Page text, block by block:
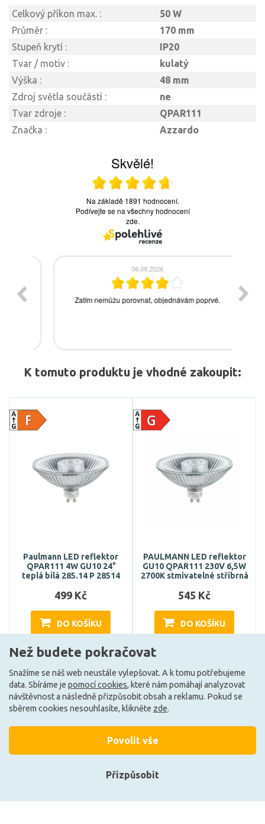
Celkový příkon max. :
50 W
Průměr :
170 mm
Stupeň krytí :
IP20
Tvar / motiv :
kulatý
Výška :
48 mm
Zdroj světla součástí :
ne
Tvar zdroje :
QPAR111
Značka :
Azzardo
K tomuto produktu je vhodné zakoupit:
Paulmann LED reflektor
QPAR111 4W GU10 24°
teplá bílá 285.14 P 28514
499 Kč
DO KOŠÍKU
Skladem e-shop (1 ks)
PAULMANN LED reflektor
GU10 QPAR111 230V 6,5W
2700K stmívatelné stříbrná
545 Kč
DO KOŠÍKU
Může být u Vás 19. 8.
Vše o nákupu
Než budete pokračovat
Snažíme se náš web neustále vylepšovat. A k tomu potřebujeme
data. Sbíráme je pomocí cookies, které nám pomáhají analyzovat
návštěvnost a následně přizpůsobit obsah a reklamu. Pokud se
sběrem cookies nesouhlasíte, klikněte zde.
Přizpůsobit
Povolit vše